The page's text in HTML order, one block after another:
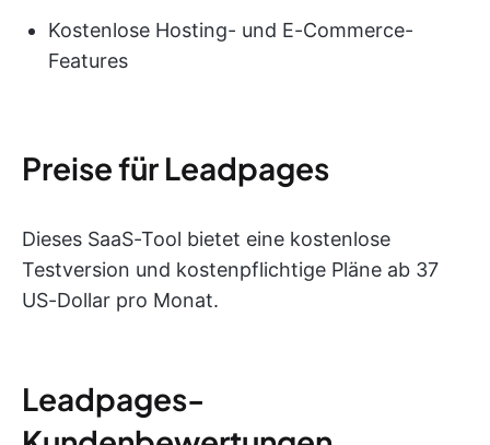
Kostenlose Hosting- und E-Commerce-
Features
Preise für Leadpages
Dieses SaaS-Tool bietet eine kostenlose
Testversion und kostenpflichtige Pläne ab 37
US-Dollar pro Monat.
Leadpages-